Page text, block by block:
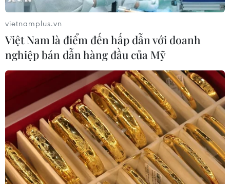
vietnamplus.vn
Việt Nam là điểm đến hấp dẫn với doanh
nghiệp bán dẫn hàng đầu của Mỹ